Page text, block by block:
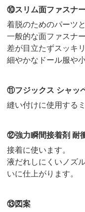
⑩スリム面ファスナ
着脱のためのパーツ
一般的な面ファスナ
差が目立たずスッキ
細やかなドール服や
⑪フジックス シャッ
縫い付けに使用する
⑫強力瞬間接着剤 耐
接着に使います。
液だれしにくいノズ
いに仕上がります。
⑬図案